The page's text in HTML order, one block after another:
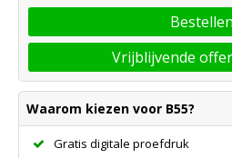
Bestellen
Vrijblijvende
Waarom kiezen voor B55?
Gratis digitale proefdruk